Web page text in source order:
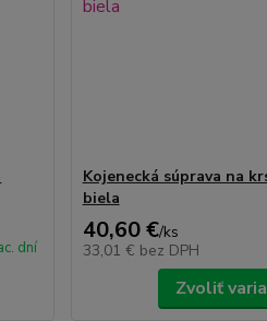
dní
Kojenecká súprava na
biela
40,60 €/ks
33,01 € bez DPH
Zvoliť